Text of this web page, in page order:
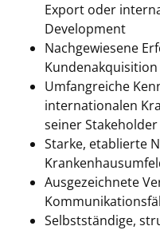
Export oder
Development
Nachgewiesene
Umfangreiche
internationalen
seiner Stakeholder
Starke, etablierte
Ausgezeichnete
Selbstständige,